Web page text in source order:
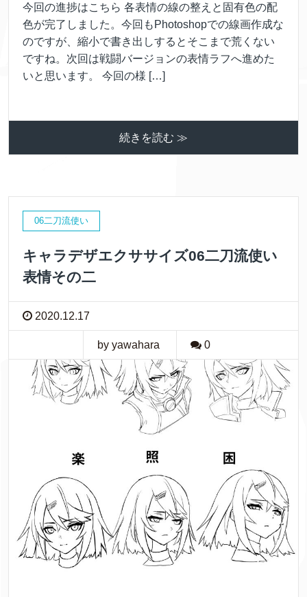
今回の進捗はこちら 各表情の線の整えと固有色の配
色が完了しました。今回もPhotoshopでの線画作成な
のですが、縮小で書き出しするとそこまで荒くない
ですね。次回は戦闘バージョンの表情ラフへ進めた
いと思います。 今回の様 […]
続きを読む ≫
06二刀流使い
キャラデザエクササイズ06二刀流使い
表情その二
2020.12.17
by yawahara 0